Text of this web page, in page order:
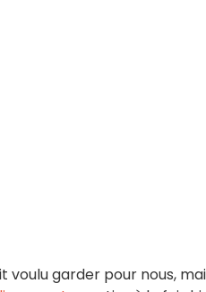
voulu garder pour nous,